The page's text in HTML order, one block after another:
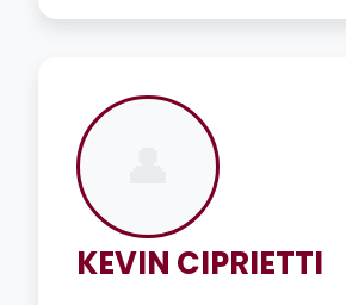
KEVIN CIPRIETTI